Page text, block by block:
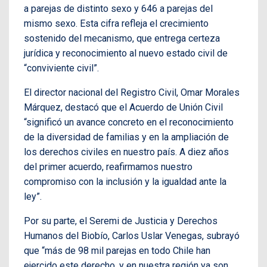
a parejas de distinto sexo y 646 a parejas del
mismo sexo. Esta cifra refleja el crecimiento
sostenido del mecanismo, que entrega certeza
jurídica y reconocimiento al nuevo estado civil de
“conviviente civil”.
El director nacional del Registro Civil, Omar Morales
Márquez, destacó que el Acuerdo de Unión Civil
“significó un avance concreto en el reconocimiento
de la diversidad de familias y en la ampliación de
los derechos civiles en nuestro país. A diez años
del primer acuerdo, reafirmamos nuestro
compromiso con la inclusión y la igualdad ante la
ley”.
Por su parte, el Seremi de Justicia y Derechos
Humanos del Biobío, Carlos Uslar Venegas, subrayó
que “más de 98 mil parejas en todo Chile han